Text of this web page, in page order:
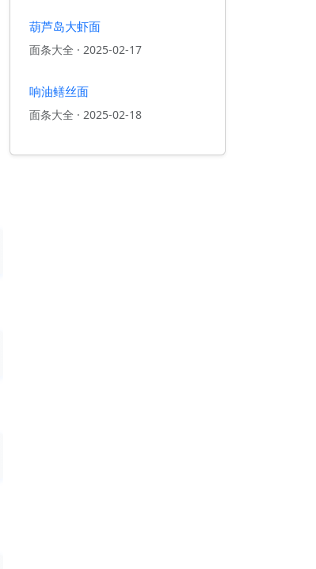
葫芦岛大虾面
面条大全 · 2025-02-17
响油鳝丝面
面条大全 · 2025-02-18